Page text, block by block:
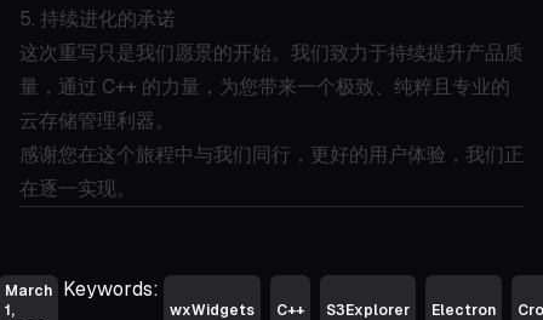
5. 持续进化的承诺
这次重写只是我们愿景的开始。我们致力于持续提升产品质
量，通过 C++ 的力量，为您带来一个极致、纯粹且专业的
云存储管理利器。
感谢您在这个旅程中与我们同行，更好的用户体验，我们正
在逐一实现。
March
1,
Keywords:
wxWidgets C++ S3Explorer Electron